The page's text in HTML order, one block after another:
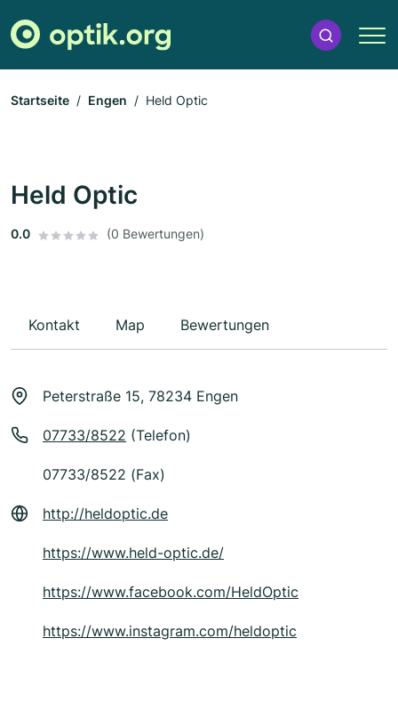
Startseite Engen Held Optic
Held Optic
0.0 (0 Bewertungen)
Kontakt Map Bewertungen
Peterstraße 15, 78234 Engen
07733/8522 (Telefon)
07733/8522 (Fax)
http://heldoptic.de
https://www.held-optic.de/
https://www.facebook.com/HeldOptic
https://www.instagram.com/heldoptic